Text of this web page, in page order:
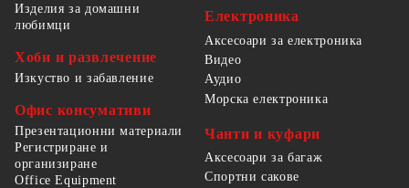
Изделия за домашни
любимци
Хоби и развлечение
Изкуство и забавление
Офис консумативи
Презентационни материали
Регистриране и
организиране
Office Equipment
Електроника
Аксесоари за електроника
Видео
Аудио
Морска електроника
Чанти и куфари
Аксесоари за багаж
Спортни сакове